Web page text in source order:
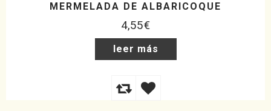
MERMELADA DE ALBARICOQUE
4,55€
leer más